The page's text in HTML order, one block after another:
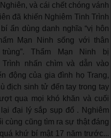
và cái chết chóng vánh
đã khiến Nghiêm Tinh Trình
ẩn dùng danh nghĩa “vị hôn
Mạn Ninh sống với thân
trùng”. Thẩm Mạn Ninh bị
Trình nhấn chìm và dẫn vào
động của gia đình họ Trang,
địch sinh tử đến tay trong tay
qua mọi khó khăn và cuối
đại lý sắp sụp đổ . Nghiêm
cùng cũng tìm ra sự thật đáng
khứ bí mật 17 năm trước...